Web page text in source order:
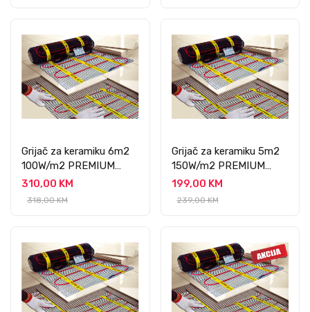
Grijač za keramiku 6m2
100W/m2 PREMIUM
PROFESSIONAL
310,00 KM
318,00 KM
Grijač za keramiku 5m2
150W/m2 PREMIUM
PROFESSIONAL
199,00 KM
239,00 KM